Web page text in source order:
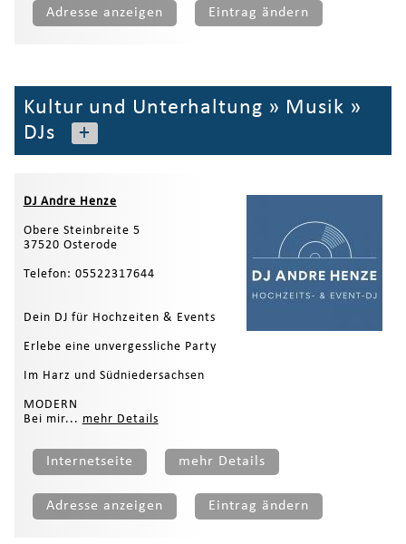
Adresse anzeigen Eintrag ändern
Kultur und Unterhaltung » Musik »
DJs
+
DJ Andre Henze
Obere Steinbreite 5
37520 Osterode
Telefon: 05522317644
Dein DJ für Hochzeiten & Events
Erlebe eine unvergessliche Party
Im Harz und Südniedersachsen
MODERN
Bei mir... mehr Details
Internetseite mehr Details
Adresse anzeigen Eintrag ändern